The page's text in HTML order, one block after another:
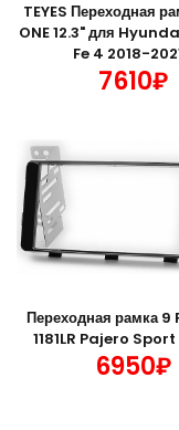
TEYES Переходная
ONE 12.3" для
Fe 4 2018-
7610₽
Переходная рамка
1181LR Pajero
6950₽